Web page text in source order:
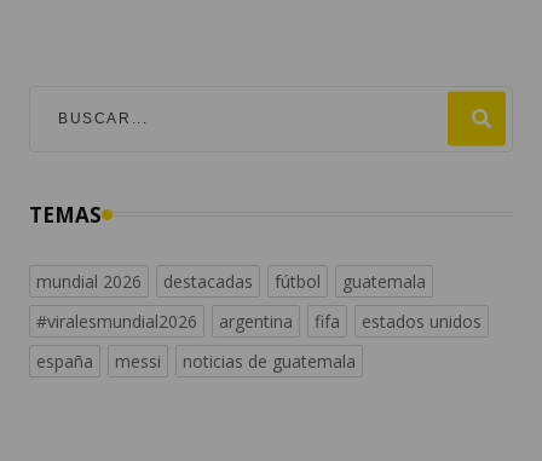
TEMAS
mundial 2026 destacadas fútbol
guatemala
#viralesmundial2026
argentina fifa
estados unidos
españa
messi noticias de guatemala